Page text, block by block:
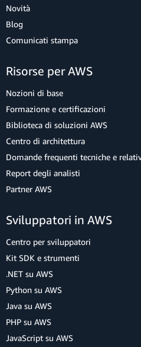
Novità
Blog
Comunicati stampa
Risorse per AWS
Nozioni di base
Formazione e certificazioni
Biblioteca di soluzioni AWS
Centro di architettura
Domande frequenti tecniche e
Report degli analisti
Partner AWS
Sviluppatori in AWS
Centro per sviluppatori
Kit SDK e strumenti
.NET su AWS
Python su AWS
Java su AWS
PHP su AWS
JavaScript su AWS